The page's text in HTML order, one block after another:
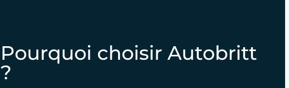
Pourquoi choisir Autobritt
?